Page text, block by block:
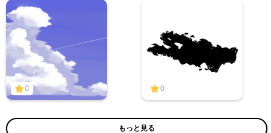
0 0
もっと見る